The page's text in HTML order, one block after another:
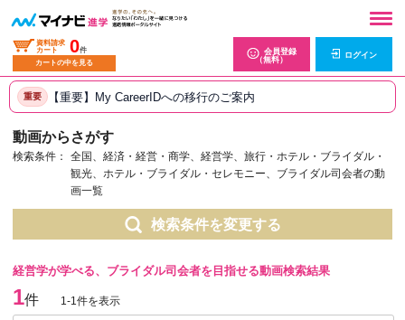
資料請求
カート
0件
カートの中を見る
会員登録
（無料）
ログイン
重要 【重要】My CareerIDへの移行のご案内
動画からさがす
検索条件：
全国、経済・経営・商学、経営学、旅行・ホテル・ブライダル・
観光、ホテル・ブライダル・セレモニー、ブライダル司会者の動
画一覧
検索条件を変更する
経営学が学べる、ブライダル司会者を目指せる動画検索結果
1件 1-1件を表示